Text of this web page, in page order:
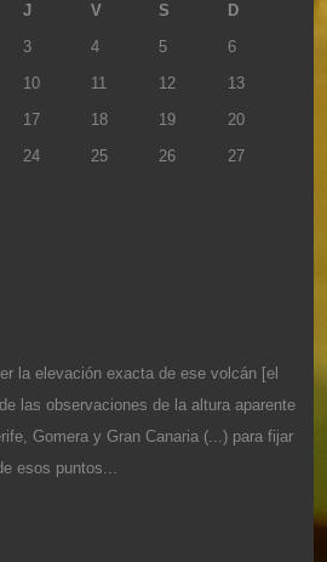
J V S
D
3 4 5
6
10 11 12
13
17 18 19
20
24 25 26
27
la elevación exacta de ese volcán [el
las observaciones de la altura aparente
Gomera y Gran Canaria (...) para fijar
esos puntos...